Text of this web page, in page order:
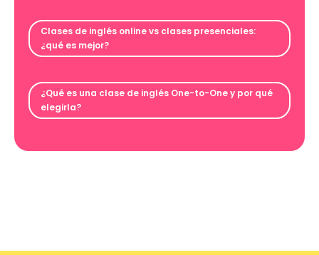
Clases de inglés online vs clases presenciales:
¿qué es mejor?
¿Qué es una clase de inglés One-to-One y por qué
elegirla?